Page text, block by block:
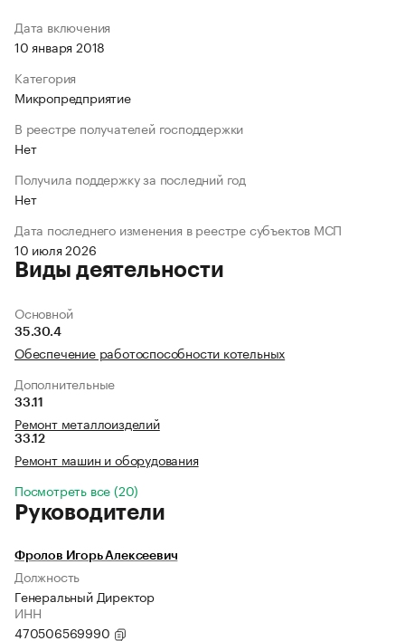
Дата включения
10 января 2018
Категория
Микропредприятие
В реестре получателей господдержки
Нет
Получила поддержку за последний год
Нет
Дата последнего изменения в реестре субъектов МСП
10 июля 2026
Виды деятельности
Основной
35.30.4
Обеспечение работоспособности котельных
Дополнительные
33.11
Ремонт металлоизделий
33.12
Ремонт машин и оборудования
Посмотреть все (20)
Руководители
Фролов Игорь Алексеевич
Должность
Генеральный Директор
ИНН
470506569990